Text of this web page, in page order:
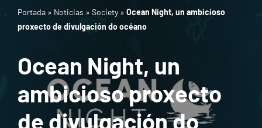
Portada » Noticias » Society » Ocean Night, un ambicioso
proxecto de divulgación do océano
Ocean Night, un
ambicioso proxecto
de divulgación do